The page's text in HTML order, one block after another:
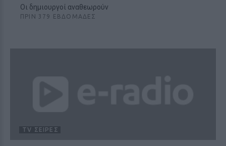
Οι δημιουργοί αναθεωρούν
ΠΡΙΝ 379 ΕΒΔΟΜΆΔΕΣ
TV ΣΕΙΡΈΣ